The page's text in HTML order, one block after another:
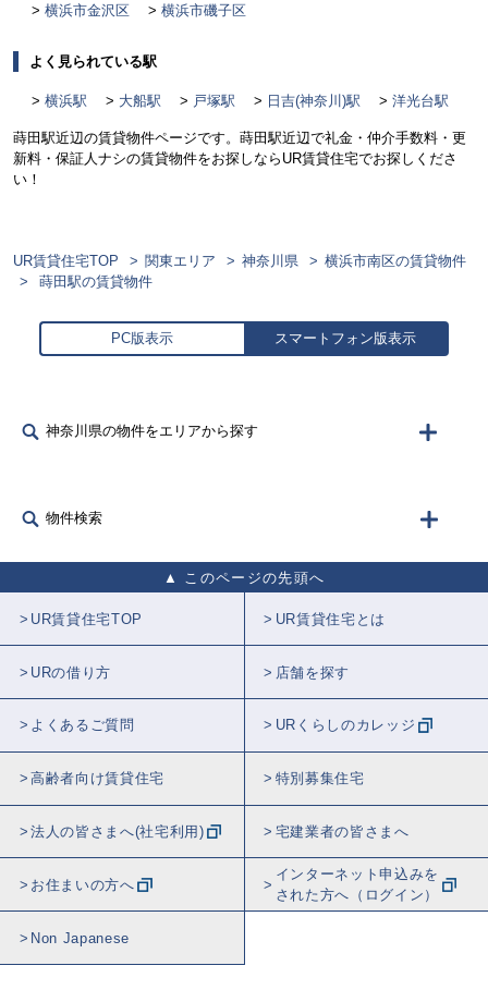
横浜市金沢区 横浜市磯子区
よく見られている駅
横浜駅 大船駅 戸塚駅 日吉(神奈川)駅 洋光台駅
蒔田駅近辺の賃貸物件ページです。蒔田駅近辺で礼金・仲介手数料・更
新料・保証人ナシの賃貸物件をお探しならUR賃貸住宅でお探しくださ
い！
UR賃貸住宅TOP 関東エリア 神奈川県
横浜市南区の賃貸物件
蒔田駅の賃貸物件
PC版表示 スマートフォン版表示
神奈川県の物件をエリアから探す
物件検索
このページの先頭へ
UR賃貸住宅TOP UR賃貸住宅とは
URの借り方 店舗を探す
よくあるご質問 URくらしのカレッジ
高齢者向け賃貸住宅 特別募集住宅
法人の皆さまへ(社宅利用) 宅建業者の皆さまへ
お住まいの方へ
インターネット申込みを
された方へ（ログイン）
Non Japanese